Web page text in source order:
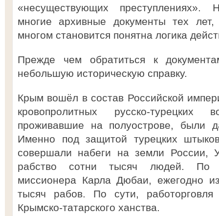
«несуществующих преступлениях».
многие архивные документы тех
многом становится понятна логика
Прежде чем обратиться к
небольшую историческую справку.
Крым вошёл в состав Российской
кровопролитных русско-
проживавшие на полуострове, были
Именно под защитой турецких
совершали набеги на земли России,
рабство сотни тысяч людей. По
миссионера Карла Дюбаи, ежегодно
тысяч рабов. По сути, работорговля
Крымско-татарского ханства.